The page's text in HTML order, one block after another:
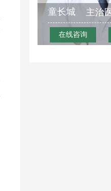
童长城 主治
在线咨询